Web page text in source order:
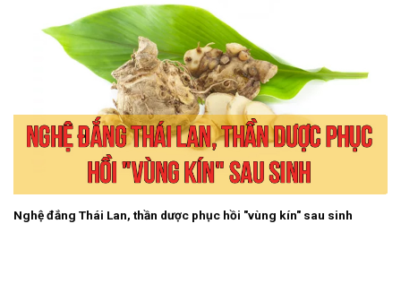
Nghệ đắng Thái Lan, thần dược phục hồi "vùng kín" sau sinh